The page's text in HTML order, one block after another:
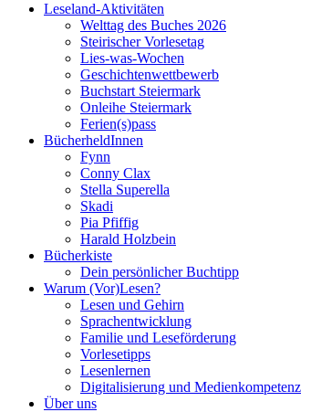
Leseland-Aktivitäten
Welttag des Buches 2026
Steirischer Vorlesetag
Lies-was-Wochen
Geschichtenwettbewerb
Buchstart Steiermark
Onleihe Steiermark
Ferien(s)pass
BücherheldInnen
Fynn
Conny Clax
Stella Superella
Skadi
Pia Pfiffig
Harald Holzbein
Bücherkiste
Dein persönlicher Buchtipp
Warum (Vor)Lesen?
Lesen und Gehirn
Sprachentwicklung
Familie und Leseförderung
Vorlesetipps
Lesenlernen
Digitalisierung und Medienkompetenz
Über uns